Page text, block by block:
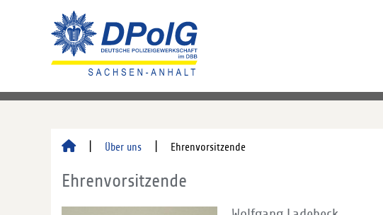
Über uns Ehrenvorsitzende
Ehrenvorsitzende